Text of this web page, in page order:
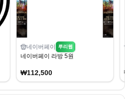
네이버페이 루리웹
네이버페이 라방 5원
₩112,500